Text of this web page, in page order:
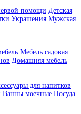
помощи Детская
Украшения Мужская
Мебель садовая
Домашняя мебель
для напитков
Ванны моечные Посуда